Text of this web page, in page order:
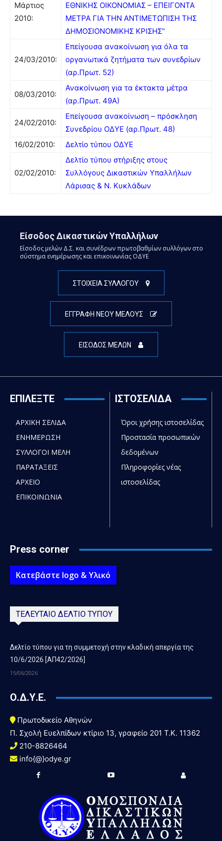
Μάρτιος
2010:
ΕΘΝΙΚΗΣ ΟΙΚΟΝΟΜΙΑΣ – ΕΠΕΙΓΟΝΤΑ
ΜΕΤΡΑ ΓΙΑ ΤΗΝ ΑΝΤΙΜΕΤΩΠΙΣΗ ΤΗΣ
ΔΗΜΟΣΙΟΝΟΜΙΚΗΣ ΚΡΙΣΗΣ”
24/03/2010:
Επείγουσα ανακοίνωση για όλα τα
οργανωτικά ζητήματα των συνεδρίων
(αρ.Πρωτ. 52)
08/03/2010:
Ανακοίνωση για τα έκτακτα μέτρα
(αρ.Πρωτ. 49Α)
24/02/2010:
Επείγουσα ανακοίνωση – πρόσκληση
Συνεδρίου ΟΔΥΕ (αρ.Πρωτ. 48)
16/02/2010:
Δελτίο τύπου ΟΔΥΕ
02/02/2010:
Δελτίο τύπου στήριξης στους
Συλλόγους Δικαστικών Υπαλλήλων
Λάρισας & Ν. Κυκλάδων
Είσοδος Δικαστικών Υπαλλήλων
Είσοδος μελών Δ.Σ. και συνέδρων πρωτοβαθμίων συλλόγων στο
σύστημα ενημέρωσης και επικοινωνίας ΟΔΥΕ
ΣΤΟΙΧΕΙΑ ΣΥΛΛΟΓΟΥ
ΕΓΓΡΑΦΗ ΝΕΟΥ ΜΕΛΟΥΣ
ΕΙΣΟΔΟΣ ΜΕΛΩΝ
ΕΠΙΛΕΞΤΕ
ΑΡΧΙΚΗ ΣΕΛΙΔΑ
ΕΝΗΜΕΡΩΣΗ
ΣΥΛΛΟΓΟΙ ΜΕΛΗ
ΠΑΡΑΤΑΞΕΙΣ
ΑΡΧΕΙΟ
ΕΠΙΚΟΙΝΩΝΙΑ
ΙΣΤΟΣΕΛΙΔΑ
Όροι χρήσης ιστοσελίδας
Προστασία προσωπικών
δεδομένων
Πληροφορίες νέας
ιστοσελίδας
Press corner
Κατεβάστε logo & Υλικό
ΤΕΛΕΥΤΑΙΟ ΔΕΛΤΙΟ ΤΥΠΟΥ
Δελτίο τύπου για τη συμμετοχή στην κλαδική απεργία της
10/6/2026 [ΑΠ42/2026]
15/06/2026
Ο.Δ.Υ.Ε.
Πρωτοδικείο Αθηνών
Π. Σχολή Ευελπίδων κτίριο 13, γραφείο 201 T.K. 11362
210-8826464
info{@}odye.gr